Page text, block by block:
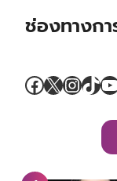
ช่องทางกา
Facebook
X